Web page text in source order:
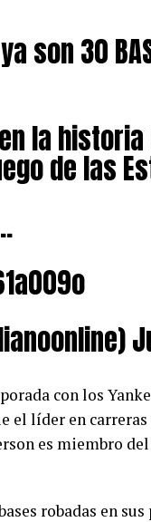
son 30
la historia
de las
con los
el líder en
es miembro
robadas en